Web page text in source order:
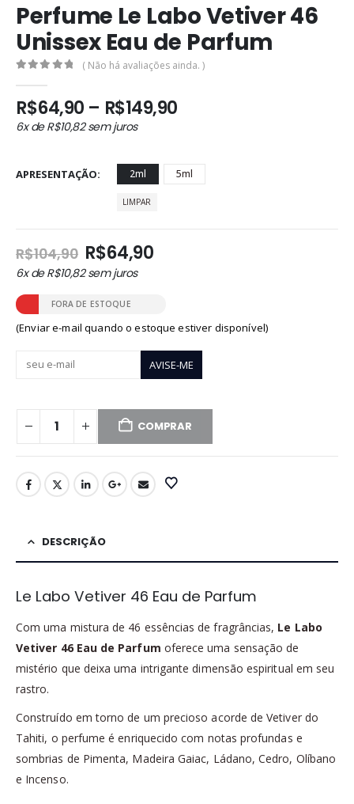
Perfume Le Labo Vetiver 46
Unissex Eau de Parfum
( Não há avaliações ainda. )
R$64,90 – R$149,90
R$64,90
através
6x deR$10,82sem juros
APRESENTAÇÃO 2ml 5ml
LIMPAR
R$104,90 O
preço
original
era:
R$104,90.
R$64,90O
R$64,90.
6x deR$10,82sem juros
FORA DE ESTOQUE
(Enviar e-mail quando o estoque estiver disponível)
COMPRAR
DESCRIÇÃO
Le Labo Vetiver 46 Eau de Parfum
Com uma mistura de 46 essências de fragrâncias, Le Labo
Vetiver 46 Eau de Parfum oferece uma sensação de
mistério que deixa uma intrigante dimensão espiritual em seu
rastro.
Construído em torno de um precioso acorde de Vetiver do
Tahiti, o perfume é enriquecido com notas profundas e
sombrias de Pimenta, Madeira Gaiac, Ládano, Cedro, Olíbano
e Incenso.